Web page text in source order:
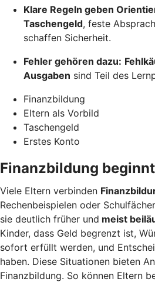
Klare Regeln geben
Taschengeld, feste
schaffen Sicherheit.
Fehler gehören dazu:
Ausgaben sind Teil des
Finanzbildung
Eltern als Vorbild
Taschengeld
Erstes Konto
Finanzbildung
Viele Eltern verbinden
Rechenbeispielen oder
sie deutlich früher und meist
Kinder, dass Geld begrenzt ist,
sofort erfüllt werden, und
haben. Diese Situationen bieten
Finanzbildung. So können Eltern